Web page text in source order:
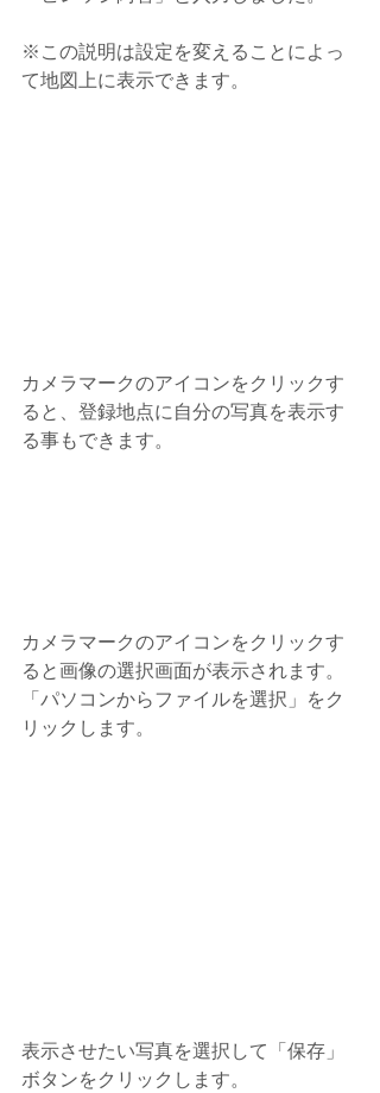
※この説明は設定を変えることによっ
て地図上に表示できます。
カメラマークのアイコンをクリックす
ると、登録地点に自分の写真を表示す
る事もできます。
カメラマークのアイコンをクリックす
ると画像の選択画面が表示されます。
「パソコンからファイルを選択」をク
リックします。
表示させたい写真を選択して「保存」
ボタンをクリックします。